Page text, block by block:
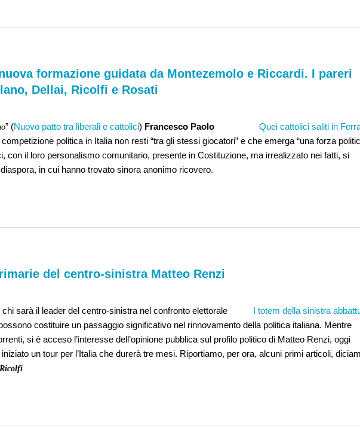
formazione guidata da Montezemolo e Riccardi. I pareri
Dellai, Ricolfi e Rosati
Quei cattolici saliti in
” (Nuovo patto tra liberali e cattolici) Francesco Paolo
politica in Italia non resti “tra gli stessi giocatori” e che emerga “una forza
con il loro personalismo comunitario, presente in Costituzione, ma irrealizzato nei fatti, si
in cui hanno trovato sinora anonimo ricovero.
del centro-sinistra Matteo Renzi
I totem della sinistra
sarà il leader del centro-sinistra nel confronto elettorale
costituire un passaggio significativo nel rinnovamento della politica italiana. Mentre
si è acceso l’interesse dell’opinione pubblica sul profilo politico di Matteo Renzi, oggi
un tour per l’Italia che durerà tre mesi. Riportiamo, per ora, alcuni primi articoli,